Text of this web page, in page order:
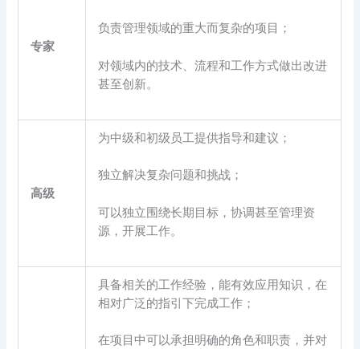
专家
负责管理领域的重大而复杂的项目；
对领域内的技术、流程和工作方式做出改进
甚至创新。
高级
为中级和初级员工提供指导和建议；
独立解决复杂问题和挑战；
可以独立围绕长期目标，协调甚至管理资
源，开展工作。
具备相关的工作经验，能有效应用知识，在
相对广泛的指引下完成工作；
在项目中可以承担明确的角色和职责，并对